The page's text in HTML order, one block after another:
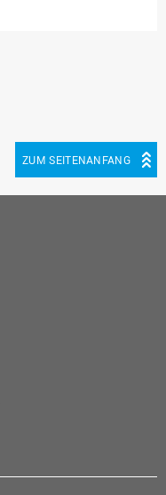
ZUM SEITENANFANG